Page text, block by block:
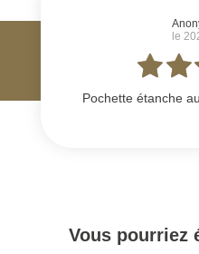
le
Pochette étanche
Vous pourriez